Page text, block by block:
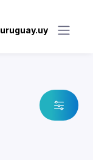
uruguay.uy